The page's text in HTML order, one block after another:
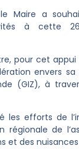
Maire a
à cette
pour cet
envers sa
(GIZ), à
les efforts de
régionale de
et des